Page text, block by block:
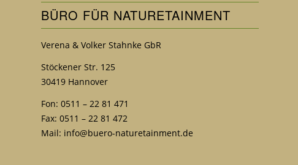
BÜRO FÜR NATURETAINMENT
Verena & Volker Stahnke GbR
Stöckener Str. 125
30419 Hannover
Fon: 0511 – 22 81 471
Fax: 0511 – 22 81 472
Mail: info@buero-naturetainment.de